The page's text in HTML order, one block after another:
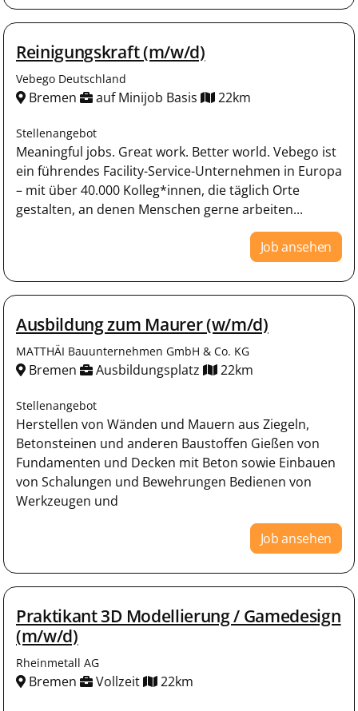
Reinigungskraft (m/w/d)
Vebego Deutschland
Bremen auf Minijob Basis 22km
Stellenangebot
Meaningful jobs. Great work. Better world. Vebego ist
ein führendes Facility-Service-Unternehmen in Europa
– mit über 40.000 Kolleg*innen, die täglich Orte
gestalten, an denen Menschen gerne arbeiten...
Job ansehen
Ausbildung zum Maurer (w/m/d)
MATTHÄI Bauunternehmen GmbH & Co. KG
Bremen Ausbildungsplatz 22km
Stellenangebot
Herstellen von Wänden und Mauern aus Ziegeln,
Betonsteinen und anderen Baustoffen Gießen von
Fundamenten und Decken mit Beton sowie Einbauen
von Schalungen und Bewehrungen Bedienen von
Werkzeugen und
Job ansehen
Praktikant 3D Modellierung / Gamedesign
(m/w/d)
Rheinmetall AG
Bremen Vollzeit 22km